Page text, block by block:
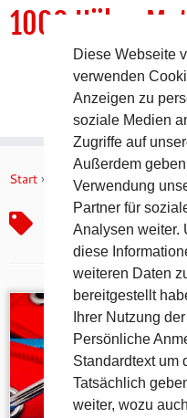
Inhalt
1000
DER
Start » Gewebter
Gewebter
Diese Webseite
verwenden
Anzeigen zu
soziale Medien
Zugriffe auf
Außerdem
Verwendung
Partner für
Analysen weiter.
diese
weiteren Daten
bereitgestellt
Ihrer Nutzung
Persönliche
Standardtext um
Tatsächlich
weiter, wozu